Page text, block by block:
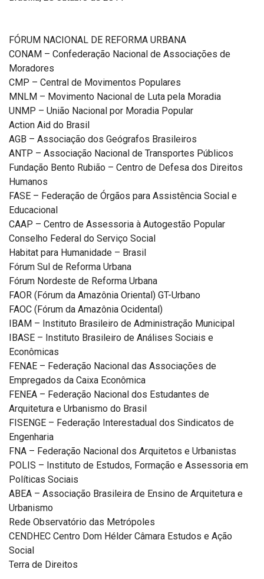
FÓRUM NACIONAL DE REFORMA URBANA
CONAM – Confederação Nacional de Associações de
Moradores
CMP – Central de Movimentos Populares
MNLM – Movimento Nacional de Luta pela Moradia
UNMP – União Nacional por Moradia Popular
Action Aid do Brasil
AGB – Associação dos Geógrafos Brasileiros
ANTP – Associação Nacional de Transportes Públicos
Fundação Bento Rubião – Centro de Defesa dos Direitos
Humanos
FASE – Federação de Órgãos para Assistência Social e
Educacional
CAAP – Centro de Assessoria à Autogestão Popular
Conselho Federal do Serviço Social
Habitat para Humanidade – Brasil
Fórum Sul de Reforma Urbana
Fórum Nordeste de Reforma Urbana
FAOR (Fórum da Amazônia Oriental) GT-Urbano
FAOC (Fórum da Amazônia Ocidental)
IBAM – Instituto Brasileiro de Administração Municipal
IBASE – Instituto Brasileiro de Análises Sociais e
Econômicas
FENAE – Federação Nacional das Associações de
Empregados da Caixa Econômica
FENEA – Federação Nacional dos Estudantes de
Arquitetura e Urbanismo do Brasil
FISENGE – Federação Interestadual dos Sindicatos de
Engenharia
FNA – Federação Nacional dos Arquitetos e Urbanistas
POLIS – Instituto de Estudos, Formação e Assessoria em
Políticas Sociais
ABEA – Associação Brasileira de Ensino de Arquitetura e
Urbanismo
Rede Observatório das Metrópoles
CENDHEC Centro Dom Hélder Câmara Estudos e Ação
Social
Terra de Direitos